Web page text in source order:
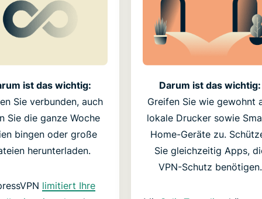
ist das wichtig:
Sie verbunden, auch
Sie die ganze Woche
bingen oder große
herunterladen.
limitiert Ihre
Darum ist das wichtig:
Greifen Sie wie gewohnt
lokale Drucker sowie
Home-Geräte zu.
Sie gleichzeitig Apps,
VPN-Schutz benötigen.